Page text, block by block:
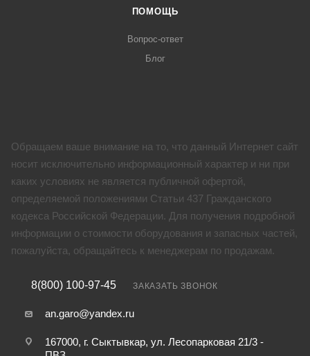
ПОМОЩЬ
Вопрос-ответ
Блог
Обращаем ваше внимание на то, что данный Интернет сайт
носит исключительно информационный характер и ни при
каких условиях не является публичной офертой,
определяемой положениями Статьи 437 Гражданского
кодекса Российской Федерации. Для получения подробной
информации о стоимости оборудования и запасных частей,
пожалуйста, обращайтесь к менеджерам по продажам.
8(800) 100-97-45 ЗАКАЗАТЬ ЗВОНОК
an.garo@yandex.ru
167000, г. Сыктывкар, ул. Лесопарковая 21/3 -